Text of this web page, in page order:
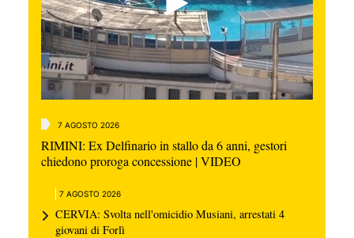
7 AGOSTO 2026
RIMINI: Ex Delfinario in stallo da 6 anni, gestori
chiedono proroga concessione | VIDEO
7 AGOSTO 2026
CERVIA: Svolta nell'omicidio Musiani, arrestati 4
giovani di Forlì